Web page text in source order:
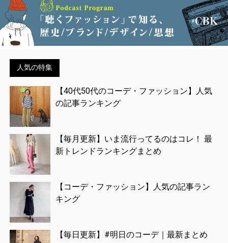
人気の特集
【40代50代のコーデ・ファッション】人気
の記事ランキング
【毎月更新】いま流行ってるのはコレ！ 最
新トレンドランキングまとめ
【コーデ・ファッション】人気の記事ラン
キング
【毎日更新】#明日のコーデ｜最新まとめ